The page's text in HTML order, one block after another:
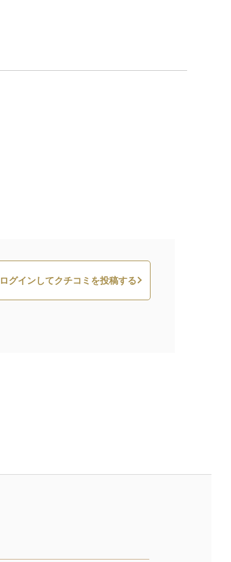
ログインしてクチコミを投稿する